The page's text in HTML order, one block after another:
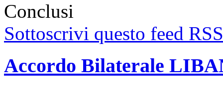
Conclusi
Sottoscrivi questo feed RSS
Accordo Bilaterale